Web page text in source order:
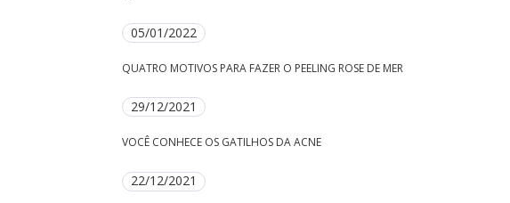
05/01/2022
QUATRO MOTIVOS PARA FAZER O PEELING ROSE DE MER
29/12/2021
VOCÊ CONHECE OS GATILHOS DA ACNE
22/12/2021